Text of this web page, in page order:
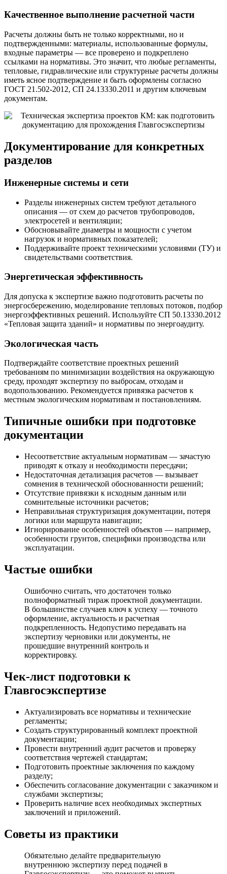
Качественное выполнение расчетной части
Расчеты должны быть не только корректными, но и
подтвержденными: материалы, использованные формулы,
входные параметры — все проверено и подкреплено
ссылками на нормативы. Это значит, что любые регламенты,
тепловые, гидравлические или структурные расчеты должны
иметь ясное подтверждение и быть оформлены согласно
ГОСТ 21.502-2012, СП 24.13330.2011 и другим ключевым
документам.
Документирование для конкретных
разделов
Инженерные системы и сети
Разделы инженерных систем требуют детального
описания — от схем до расчетов трубопроводов,
электросетей и вентиляции;
Обосновывайте диаметры и мощности с учетом
нагрузок и нормативных показателей;
Поддерживайте проект техническими условиями (ТУ) и
свидетельствами соответствия.
Энергетическая эффективность
Для допуска к экспертизе важно подготовить расчеты по
энергосбережению, моделирование тепловых потоков, подбор
энергоэффективных решений. Используйте СП 50.13330.2012
«Тепловая защита зданий» и нормативы по энергоаудиту.
Экологическая часть
Подтверждайте соответствие проектных решений
требованиям по минимизации воздействия на окружающую
среду, проходят экспертизу по выбросам, отходам и
водопользованию. Рекомендуется привязка расчетов к
местным экологическим нормативам и постановлениям.
Типичные ошибки при подготовке
документации
Несоответствие актуальным нормативам — зачастую
приводят к отказу и необходимости пересдачи;
Недостаточная детализация расчетов — вызывает
сомнения в технической обоснованности решений;
Отсутствие привязки к исходным данным или
сомнительные источники расчетов;
Неправильная структуризация документации, потеря
логики или маршрута навигации;
Игнорирование особенностей объектов — например,
особенности грунтов, специфики производства или
эксплуатации.
Частые ошибки
Ошибочно считать, что достаточен только
полноформатный тираж проектной документации.
В большинстве случаев ключ к успеху — точното
оформление, актуальность и расчетная
подкрепленность. Недопустимо передавать на
экспертизу черновики или документы, не
прошедшие внутренний контроль и
корректировку.
Чек-лист подготовки к
Главгосэкспертизе
Актуализировать все нормативы и технические
регламенты;
Создать структурированный комплект проектной
документации;
Провести внутренний аудит расчетов и проверку
соответствия чертежей стандартам;
Подготовить проектные заключения по каждому
разделу;
Обеспечить согласование документации с заказчиком и
службами экспертизы;
Проверить наличие всех необходимых экспертных
заключений и приложений.
Советы из практики
Обязательно делайте предварительную
внутреннюю экспертизу перед подачей в